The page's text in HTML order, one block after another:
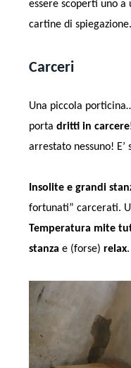
essere scoperti uno a
cartine di spiegazione.
Carceri
Una piccola
porta dritti in
arrestato nessuno! E’
Insolite e grandi
fortunati” carcerati.
Temperatura mite
stanza e (forse) relax.